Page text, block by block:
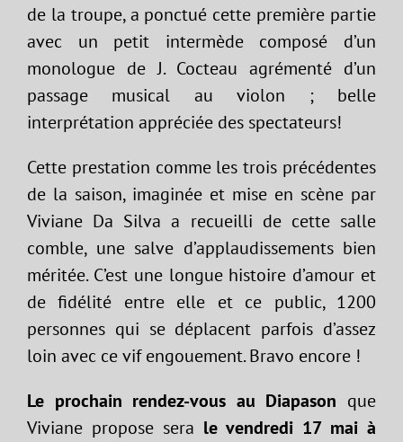
de la troupe, a ponctué cette première partie
avec un petit intermède composé d’un
monologue de J. Cocteau agrémenté d’un
passage musical au violon ; belle
interprétation appréciée des spectateurs!
Cette prestation comme les trois précédentes
de la saison, imaginée et mise en scène par
Viviane Da Silva a recueilli de cette salle
comble, une salve d’applaudissements bien
méritée. C’est une longue histoire d’amour et
de fidélité entre elle et ce public, 1200
personnes qui se déplacent parfois d’assez
loin avec ce vif engouement. Bravo encore !
Le prochain rendez-vous au Diapason que
Viviane propose sera le vendredi 17 mai à